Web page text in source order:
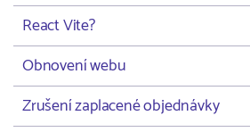
React Vite?
Obnovení webu
Zrušení zaplacené objednávky